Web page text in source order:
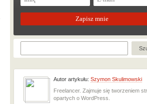
Autor artykułu: Szymon Skulimowski
Freelancer. Zajmuje się tworzeniem
opartych o WordPress.